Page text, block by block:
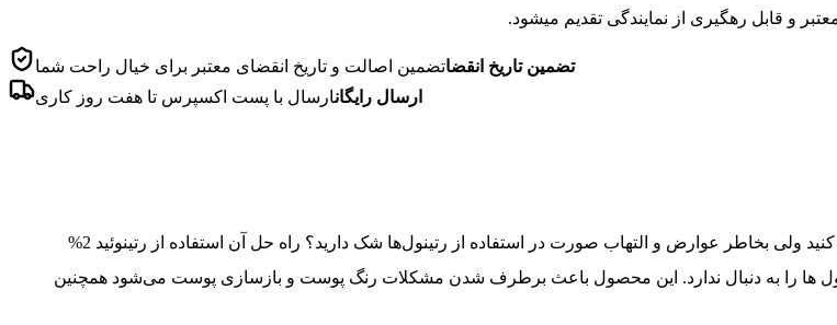
و قابل رهگیری از نمایندگی تقدیم میشود.
تضمین تاریخ انقضاتضمین اصالت و تاریخ انقضای معتبر برای خیال راحت شما
ارسال رایگانارسال با پست اکسپرس تا هفت روز کاری
میخواهید از رتینول‌ها بخاطر خواص ضد چروک و فوق العاده آن ها درترمیم پوست استفاده کنید ولی بخاطر عوارض و التهاب صورت در استفاده از رتینول‌ها شک دارید؟ راه حل آن استفاده از رتینوئید 2%
ها را به دنبال ندارد. این محصول باعث برطرف شدن مشکلات رنگ پوست و بازسازی پوست می‌شود همچنین